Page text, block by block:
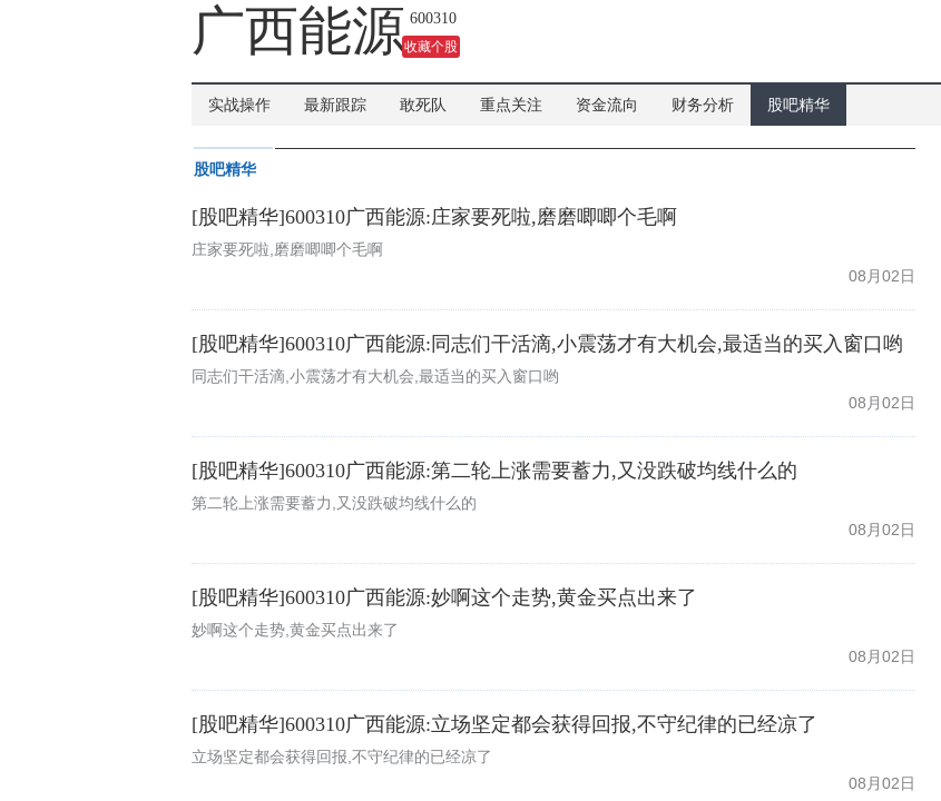
广西能源 600310
收藏个股
实战操作 最新跟踪 敢死队 重点关注 资金流向 财务分析 股吧精华
股吧精华
[股吧精华]600310广西能源:庄家要死啦,磨磨唧唧个毛啊
庄家要死啦,磨磨唧唧个毛啊
08月02日
[股吧精华]600310广西能源:同志们干活滴,小震荡才有大机会,最适当的买入窗口哟
同志们干活滴,小震荡才有大机会,最适当的买入窗口哟
08月02日
[股吧精华]600310广西能源:第二轮上涨需要蓄力,又没跌破均线什么的
第二轮上涨需要蓄力,又没跌破均线什么的
08月02日
[股吧精华]600310广西能源:妙啊这个走势,黄金买点出来了
妙啊这个走势,黄金买点出来了
08月02日
[股吧精华]600310广西能源:立场坚定都会获得回报,不守纪律的已经凉了
立场坚定都会获得回报,不守纪律的已经凉了
08月02日